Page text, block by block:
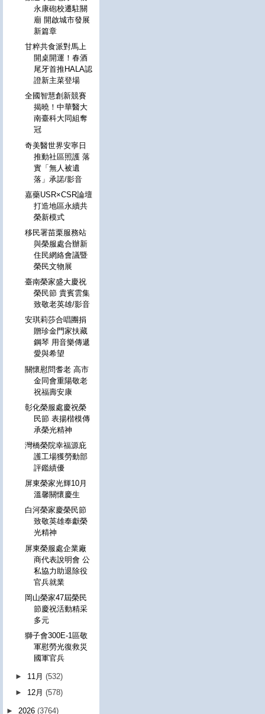
永康砲校遷駐關
廟 開啟城市發展
新篇章
甘粹共食派對馬上
開桌開運！春酒
尾牙首推HALA認
證新主菜登場
全國智慧創新競賽
揭曉！中華醫大
南臺科大同組奪
冠
奇美醫世界安寧日
推動社區照護 落
實「無人被遺
落」承諾/影音
嘉藥USR×CSR論壇
打造地區永續共
榮新模式
移民署苗栗服務站
與榮服處合辦新
住民網絡會議暨
榮民文物展
臺南榮家盛大慶祝
榮民節 貴賓雲集
致敬老英雄/影音
安琪莉莎合唱團捐
贈珍金門家扶藏
鋼琴 用音樂傳遞
愛與希望
關懷慰問耆老 高市
金同會重陽敬老
祝福壽安康
彰化榮服處慶祝榮
民節 表揚楷模傳
承榮光精神
灣橋榮院幸福源庇
護工場獲勞動部
評鑑績優
屏東榮家光輝10月
溫馨關懷慶生
白河榮家慶榮民節
致敬英雄奉獻榮
光精神
屏東榮服處企業廠
商代表說明會 公
私協力助退除役
官兵就業
岡山榮家47屆榮民
節慶祝活動精采
多元
獅子會300E-1區敬
軍慰勞光復救災
國軍官兵
► 11月(532)
► 12月(578)
► 2026 (3764)